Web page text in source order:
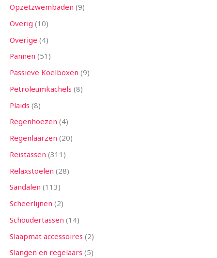
Opzetzwembaden 9
Overig 10
Overige 4
Pannen 51
Passieve Koelboxen 9
Petroleumkachels 8
Plaids 8
Regenhoezen 4
Regenlaarzen 20
Reistassen 311
Relaxstoelen 28
Sandalen 113
Scheerlijnen 2
Schoudertassen 14
Slaapmat accessoires 2
Slangen en regelaars 5